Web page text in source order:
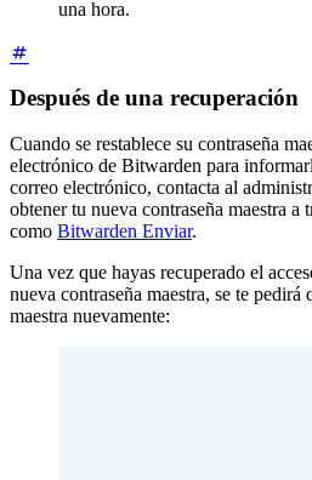
una hora.
Después de una recuperación
Cuando se restablece su contraseña
electrónico de Bitwarden para
correo electrónico, contacta al
obtener tu nueva contraseña maestra a
como Bitwarden Enviar.
Una vez que hayas recuperado el
nueva contraseña maestra, se te pedirá
maestra nuevamente: